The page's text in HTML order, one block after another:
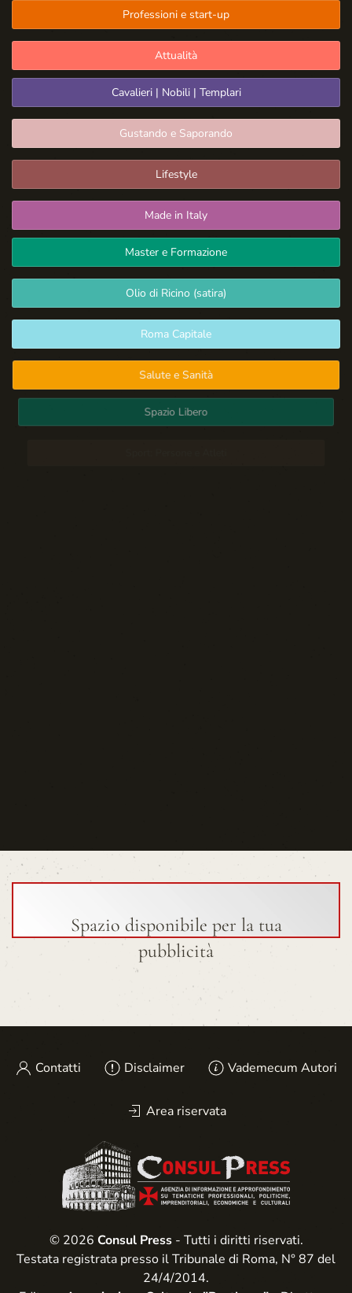
Professioni e start-up
Attualità
Cavalieri | Nobili | Templari
Gustando e Saporando
Lifestyle
Made in Italy
Master e Formazione
Olio di Ricino (satira)
Roma Capitale
Salute e Sanità
Spazio Libero
Spazio disponibile per la tua
pubblicità
Contatti Disclaimer Vademecum Autori
Area riservata
© 2026 Consul Press- Tutti i diritti riservati.
Testata registrata presso il Tribunale di Roma, N° 87 del
24/4/2014.